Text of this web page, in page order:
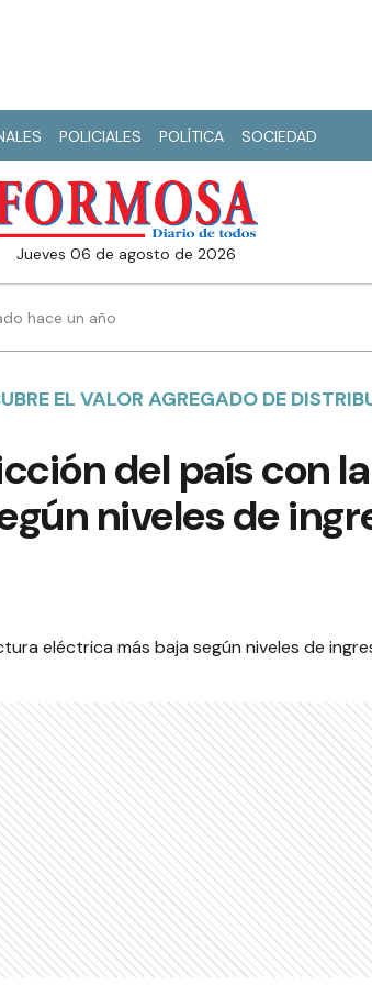
POLICIALES POLÍTICA SOCIEDAD
jueves 06 de agosto de 2026
hace un año
EL VALOR AGREGADO DE
del país con
niveles de